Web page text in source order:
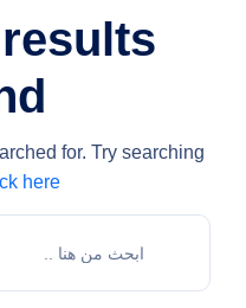
for. Try searching
here